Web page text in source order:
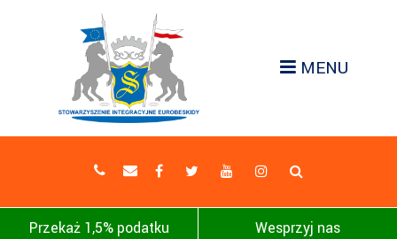
MENU
Przekaż 1,5% podatku Wesprzyj nas